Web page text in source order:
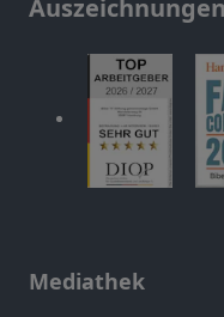
Auszeichnungen
Mediathek